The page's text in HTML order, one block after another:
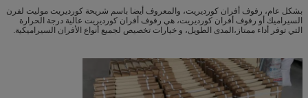
بشكل عام، رفوف أفران كورديريت، والمعروف أيضا باسم شريحة كورديريت موليت لفرن
السيراميك أو رفوف أفران كورديريت، هي رفوف أفران كورديريت عالية درجة الحرارة
التي توفر أداء ممتاز،المدى الطويل، و خيارات تخصيص لجميع أنواع الأفران السيراميكية.